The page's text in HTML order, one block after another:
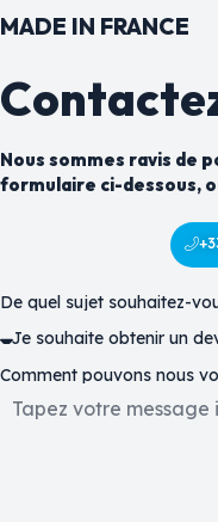
MADE IN FRANCE
Nous sommes ravis de
formulaire ci-dessous,
De quel sujet souhaitez-
Comment pouvons nous